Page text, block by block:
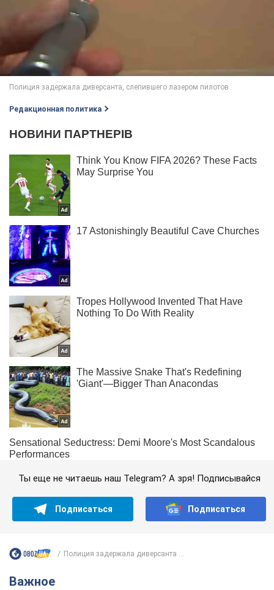
Редакционная политика
Ты еще не читаешь наш Telegram? А зря! Подписывайся
Подписаться Подписаться
Полиция задержала диверсанта ...
Важное